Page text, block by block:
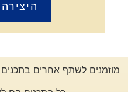
מוזמנים לשתף אחרים